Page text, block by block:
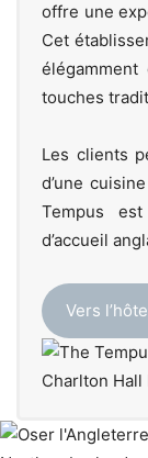
offre une
Cet
touches
Les clients
d’une
Tempus
d’accueil
Vers